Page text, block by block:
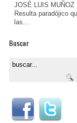
JOSÉ LUIS MUÑOZ
Resulta paradójico
las…
Buscar